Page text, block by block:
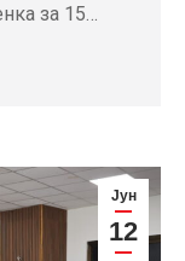
за 15…
Јун
12